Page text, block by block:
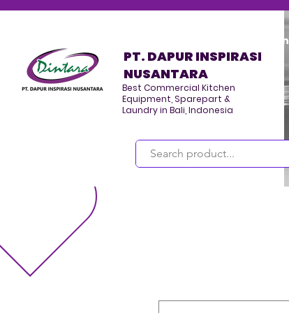
PT. DAPUR INSPIRASI
NUSANTARA
Best Commercial Kitchen
Equipment, Sparepart &
Laundry in Bali, Indonesia
Program/Kegiatan